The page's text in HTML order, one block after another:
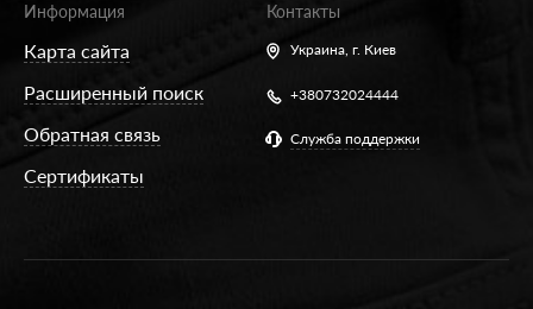
Информация
Карта сайта
Расширенный поиск
Обратная связь
Сертификаты
Контакты
Украина, г. Киев
+380732024444
Служба поддержки